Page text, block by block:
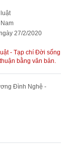
27/2/2020
- Tạp chí Đời sống
bằng văn bản.
Đình Nghệ -